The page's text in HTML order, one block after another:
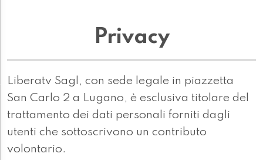
Privacy
Liberatv Sagl, con sede legale in piazzetta
San Carlo 2 a Lugano, è esclusiva titolare del
trattamento dei dati personali forniti dagli
utenti che sottoscrivono un contributo
volontario.